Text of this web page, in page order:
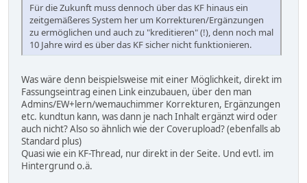
Für die Zukunft muss dennoch über das KF hinaus ein
zeitgemäßeres System her um Korrekturen/Ergänzungen
zu ermöglichen und auch zu "kreditieren" (!), denn noch mal
10 Jahre wird es über das KF sicher nicht funktionieren.
Was wäre denn beispielsweise mit einer Möglichkeit, direkt im
Fassungseintrag einen Link einzubauen, über den man
Admins/EW+lern/wemauchimmer Korrekturen, Ergänzungen
etc. kundtun kann, was dann je nach Inhalt ergänzt wird oder
auch nicht? Also so ähnlich wie der Coverupload? (ebenfalls ab
Standard plus)
Quasi wie ein KF-Thread, nur direkt in der Seite. Und evtl. im
Hintergrund o.ä.